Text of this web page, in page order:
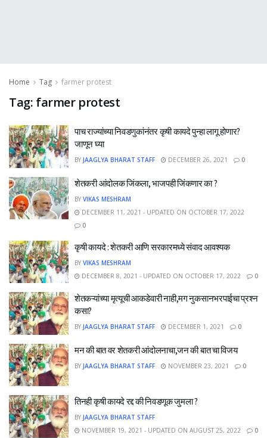
Home Tag farmer protest
Tag: farmer protest
पाच राज्यांच्या निवडणुकांनंतर कृषी कायदे पुन्हा लागू होणार?
जाणून घ्या
BY JAAGLYA BHARAT STAFF DECEMBER 26, 2021 0
शेतकरी आंदोलक जिंकला, भाजपही जिंकणार का ?
BY VIKAS MESHRAM
DECEMBER 11, 2021 - UPDATED ON OCTOBER 17, 2022
0
कृषी कायदे : शेतकरी आणि सरकारमध्ये संवाद आवश्यक
BY VIKAS MESHRAM
DECEMBER 8, 2021 - UPDATED ON OCTOBER 17, 2022
0
शेतकऱ्यांच्या मृत्यूची आकडेवारी नाही,मग नुकसानभरपाईचा प्रश्न
कसा?
BY JAAGLYA BHARAT STAFF DECEMBER 1, 2021 0
मन की बात वर शेतकरी आंदोलनाचा,जन की बात चा विजय
BY JAAGLYA BHARAT STAFF NOVEMBER 23, 2021 0
तिनही कृषी कायदे रद्द की निवडणूक जुमला ?
BY JAAGLYA BHARAT STAFF
NOVEMBER 19, 2021 - UPDATED ON AUGUST 25, 2022
0